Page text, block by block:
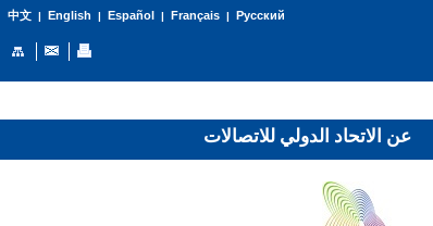
中文| English | Español | Français| Русский
عن الاتحاد الدولي للاتصالات